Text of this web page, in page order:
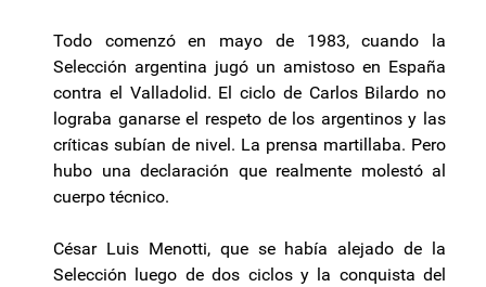
Todo comenzó en mayo de 1983, cuando la
Selección argentina jugó un amistoso en España
contra el Valladolid. El ciclo de Carlos Bilardo no
lograba ganarse el respeto de los argentinos y las
críticas subían de nivel. La prensa martillaba. Pero
hubo una declaración que realmente molestó al
cuerpo técnico.
César Luis Menotti, que se había alejado de la
Selección luego de dos ciclos y la conquista del